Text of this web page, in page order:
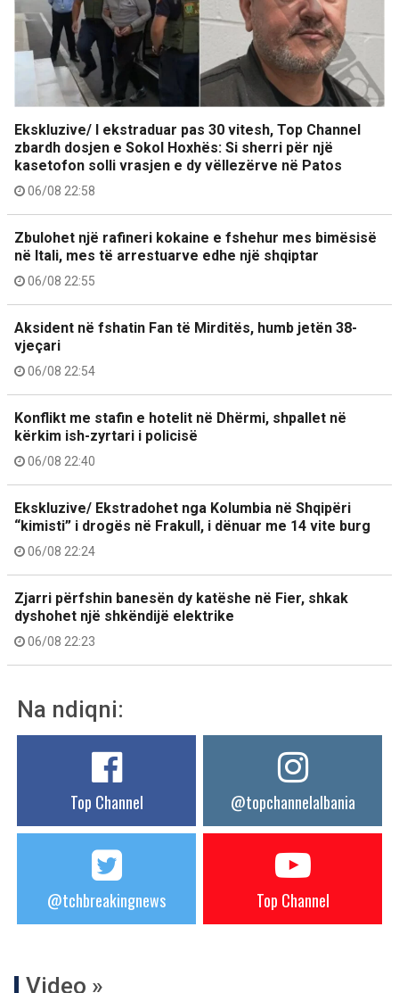
Ekskluzive/ I ekstraduar pas 30 vitesh, Top Channel
zbardh dosjen e Sokol Hoxhës: Si sherri për një
kasetofon solli vrasjen e dy vëllezërve në Patos
06/08 22:58
Zbulohet një rafineri kokaine e fshehur mes bimësisë
në Itali, mes të arrestuarve edhe një shqiptar
06/08 22:55
Aksident në fshatin Fan të Mirditës, humb jetën 38-
vjeçari
06/08 22:54
Konflikt me stafin e hotelit në Dhërmi, shpallet në
kërkim ish-zyrtari i policisë
06/08 22:40
Ekskluzive/ Ekstradohet nga Kolumbia në Shqipëri
“kimisti” i drogës në Frakull, i dënuar me 14 vite burg
06/08 22:24
Zjarri përfshin banesën dy katëshe në Fier, shkak
dyshohet një shkëndijë elektrike
06/08 22:23
Na ndiqni:
Top Channel @topchannelalbania
@tchbreakingnews Top Channel
Video »